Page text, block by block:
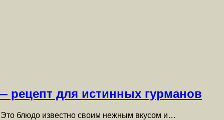
для истинных гурманов
блюдо известно своим нежным вкусом и…